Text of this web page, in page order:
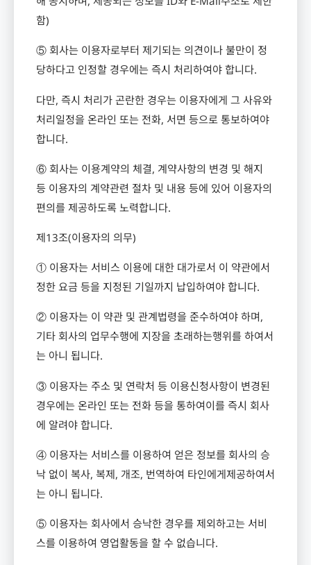
함)
⑤ 회사는 이용자로부터 제기되는 의견이나 불만이 정
당하다고 인정할 경우에는 즉시 처리하여야 합니다.
다만, 즉시 처리가 곤란한 경우는 이용자에게 그 사유와
처리일정을 온라인 또는 전화, 서면 등으로 통보하여야
합니다.
⑥ 회사는 이용계약의 체결, 계약사항의 변경 및 해지
등 이용자의 계약관련 절차 및 내용 등에 있어 이용자의
편의를 제공하도록 노력합니다.
제13조(이용자의 의무)
① 이용자는 서비스 이용에 대한 대가로서 이 약관에서
정한 요금 등을 지정된 기일까지 납입하여야 합니다.
② 이용자는 이 약관 및 관계법령을 준수하여야 하며,
기타 회사의 업무수행에 지장을 초래하는행위를 하여서
는 아니 됩니다.
③ 이용자는 주소 및 연락처 등 이용신청사항이 변경된
경우에는 온라인 또는 전화 등을 통하여이를 즉시 회사
에 알려야 합니다.
④ 이용자는 서비스를 이용하여 얻은 정보를 회사의 승
낙 없이 복사, 복제, 개조, 번역하여 타인에게제공하여서
는 아니 됩니다.
⑤ 이용자는 회사에서 승낙한 경우를 제외하고는 서비
스를 이용하여 영업활동을 할 수 없습니다.